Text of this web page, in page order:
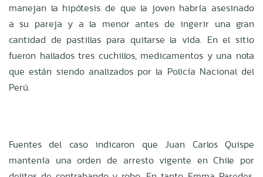
manejan la hipótesis de que la joven habría asesinado
a su pareja y a la menor antes de ingerir una gran
cantidad de pastillas para quitarse la vida. En el sitio
fueron hallados tres cuchillos, medicamentos y una nota
que están siendo analizados por la Policía Nacional del
Perú.
Fuentes del caso indicaron que Juan Carlos Quispe
mantenía una orden de arresto vigente en Chile por